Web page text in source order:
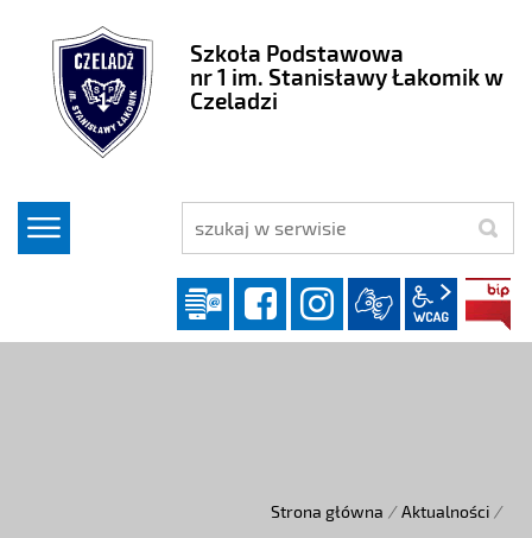
Szkoła Podstawowa
nr 1 im. Stanisławy Łakomik w
Czeladzi
szukaj
Dziennik elektroniczny
facebookinstagram
wcag2.1
Strona główna / Aktualności /